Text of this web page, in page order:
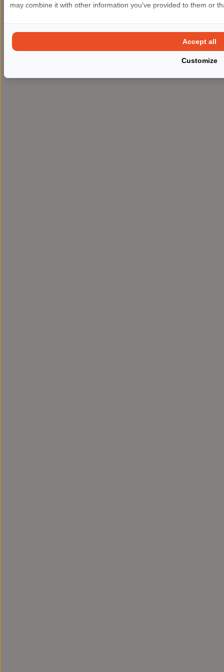
may combine it with other information you've provided to them or
Customize
Accept all